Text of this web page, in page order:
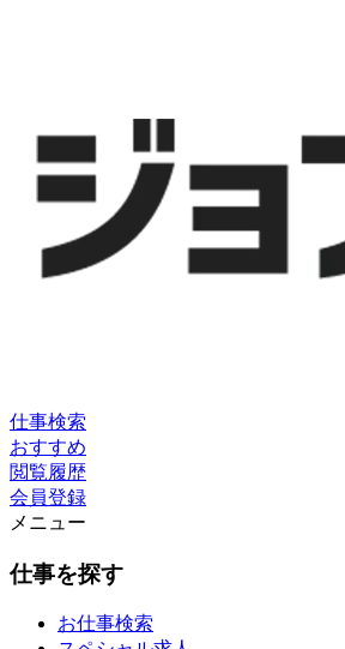
仕事検索
おすすめ
閲覧履歴
会員登録
メニュー
仕事を探す
お仕事検索